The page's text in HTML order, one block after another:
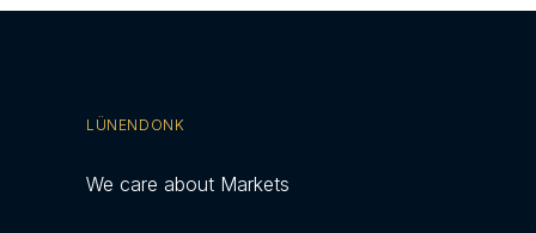
LÜNENDONK
We care about Markets